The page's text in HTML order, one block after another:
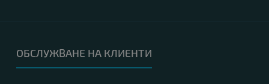
ОБСЛУЖВАНЕ НА КЛИЕНТИ